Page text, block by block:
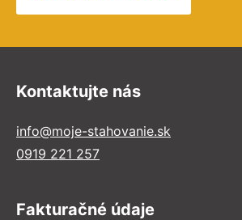
Kontaktujte nás
info@moje-stahovanie.sk
0919 221 257
Fakturačné údaje